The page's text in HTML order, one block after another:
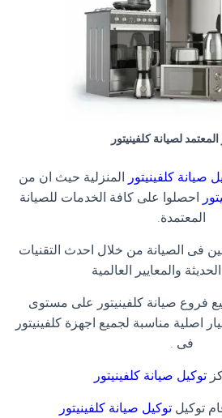
لصيانة كلفينيتور
صيانة كلفينيتور المنزلية حيث ان من
احصلوا على كافة الخدمات للصيانة
المعتمدة.
فى الصيانة من خلال احدث التقنيات
والمعايير العالمية
فروع صيانة كلفينيتور على مستوى
اصلية مناسبة لجميع اجهزة كلفينيتور
فى .
توكيل صيانة كلفينيتور
توكيلتوكيل صيانة كلفينيتور